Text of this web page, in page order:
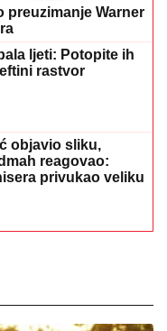
preuzimanje Warner
ljeti: Potopite ih
rastvor
objavio sliku,
reagovao:
privukao veliku